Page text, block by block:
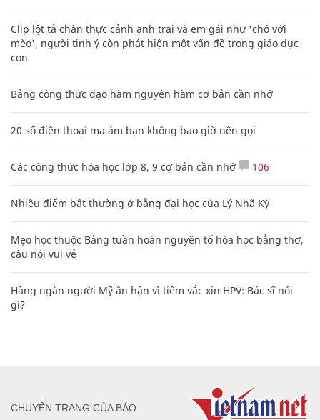
Clip lột tả chân thực cảnh anh trai và em gái như 'chó với
mèo', người tinh ý còn phát hiện một vấn đề trong giáo dục
con
Bảng công thức đạo hàm nguyên hàm cơ bản cần nhớ
20 số điện thoại ma ám bạn không bao giờ nên gọi
Các công thức hóa học lớp 8, 9 cơ bản cần nhớ 106
Nhiều điểm bất thường ở bằng đại học của Lý Nhã Kỳ
Mẹo học thuộc Bảng tuần hoàn nguyên tố hóa học bằng thơ,
câu nói vui vẻ
Hàng ngàn người Mỹ ân hận vì tiêm vắc xin HPV: Bác sĩ nói
gì?
CHUYÊN TRANG CỦA BÁO